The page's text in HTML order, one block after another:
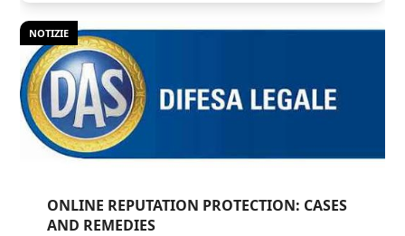
NOTIZIE
ONLINE REPUTATION PROTECTION: CASES
AND REMEDIES